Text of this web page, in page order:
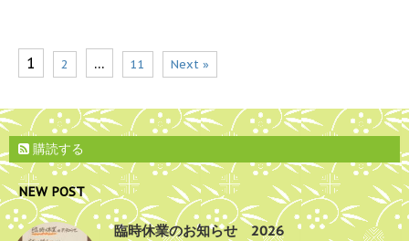
1 2 … 11 Next »
購読する
NEW POST
臨時休業のお知らせ 2026